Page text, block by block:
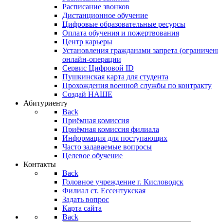
Расписание звонков
Дистанционное обучение
Цифровые образовательные ресурсы
Оплата обучения и пожертвования
Центр карьеры
Установления гражданами запрета
онлайн-операции
Сервис Цифровой ID
Пушкинская карта для студента
Прохождения военной службы по контракту
Создай НАШЕ
Абитуриенту
Back
Приёмная комиссия
Приёмная комиссия филиала
Информация для поступающих
Часто задаваемые вопросы
Целевое обучение
Контакты
Back
Головное учреждение г. Кисловодск
Филиал ст. Ессентукская
Задать вопрос
Карта сайта
Back